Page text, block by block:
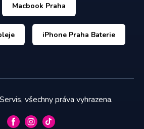
Macbook Praha
iPhone Praha Baterie
všechny práva vyhrazena.